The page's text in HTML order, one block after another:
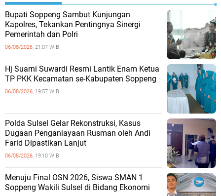
Bupati Soppeng Sambut Kunjungan
Kapolres, Tekankan Pentingnya Sinergi
Pemerintah dan Polri
06/08/2026, 21:07 WIB
Hj Suarni Suwardi Resmi Lantik Enam Ketua
TP PKK Kecamatan se-Kabupaten Soppeng
06/08/2026, 19:57 WIB
Polda Sulsel Gelar Rekonstruksi, Kasus
Dugaan Penganiayaan Rusman oleh Andi
Farid Dipastikan Lanjut
06/08/2026, 19:10 WIB
Menuju Final OSN 2026, Siswa SMAN 1
Soppeng Wakili Sulsel di Bidang Ekonomi